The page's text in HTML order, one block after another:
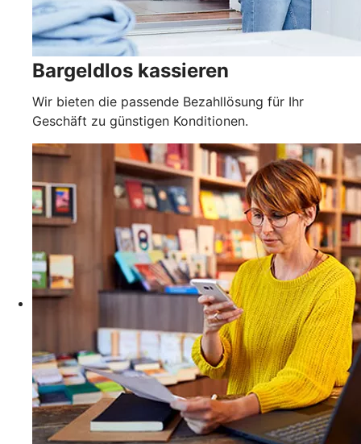
Bargeldlos kassieren
Wir bieten die passende Bezahllösung für Ihr
Geschäft zu günstigen Konditionen.